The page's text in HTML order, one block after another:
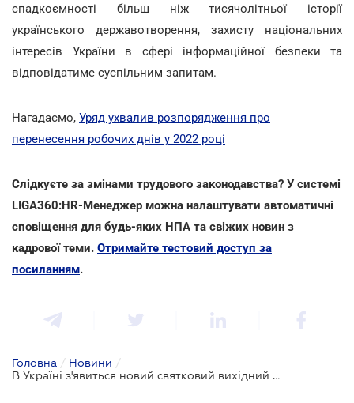
спадкоємності більш ніж тисячолітньої історії
українського державотворення, захисту національних
інтересів України в сфері інформаційної безпеки та
відповідатиме суспільним запитам.
Нагадаємо, Уряд ухвалив розпорядження про
перенесення робочих днів у 2022 році
Слідкуєте за змінами трудового законодавства? У системі
LIGA360:HR-Менеджер можна налаштувати автоматичні
сповіщення для будь-яких НПА та свіжих новин з
кадрової теми. Отримайте тестовий доступ за
посиланням.
Головна / Новини /
В Україні з'явиться новий святковий вихідний день - проект